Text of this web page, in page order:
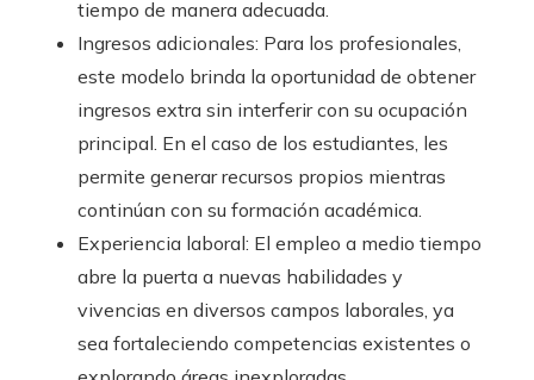
tiempo de manera adecuada.
Ingresos adicionales: Para los profesionales,
este modelo brinda la oportunidad de obtener
ingresos extra sin interferir con su ocupación
principal. En el caso de los estudiantes, les
permite generar recursos propios mientras
continúan con su formación académica.
Experiencia laboral: El empleo a medio tiempo
abre la puerta a nuevas habilidades y
vivencias en diversos campos laborales, ya
sea fortaleciendo competencias existentes o